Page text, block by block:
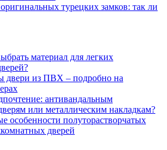
турецких замков: так ли
материал для легких
из ПВХ – подробно на
антивандальным
или металлическим накладкам?
особенности полуторастворчатых
дверей